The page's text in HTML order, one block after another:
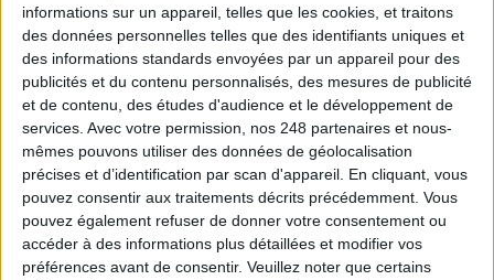
informations sur un appareil, telles que les cookies, et traitons
des données personnelles telles que des identifiants uniques et
des informations standards envoyées par un appareil pour des
publicités et du contenu personnalisés, des mesures de publicité
et de contenu, des études d'audience et le développement de
services. Avec votre permission, nos 248 partenaires et nous-
mêmes pouvons utiliser des données de géolocalisation
précises et d’identification par scan d'appareil. En cliquant, vous
pouvez consentir aux traitements décrits précédemment. Vous
pouvez également refuser de donner votre consentement ou
accéder à des informations plus détaillées et modifier vos
préférences avant de consentir. Veuillez noter que certains
Bibliothèques : comment survivre face aux pressions?
DSI du secteur public : le pivot de la transformation
Les derniers guides :
IA génératives : cas d’usage et retours d’expérience